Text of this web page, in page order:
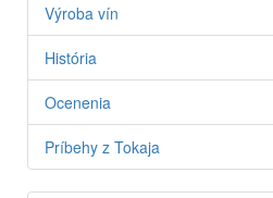
Výroba vín
História
Ocenenia
Príbehy z Tokaja